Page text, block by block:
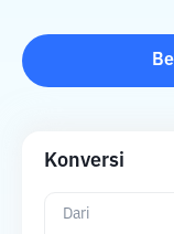
Konversi
Dari